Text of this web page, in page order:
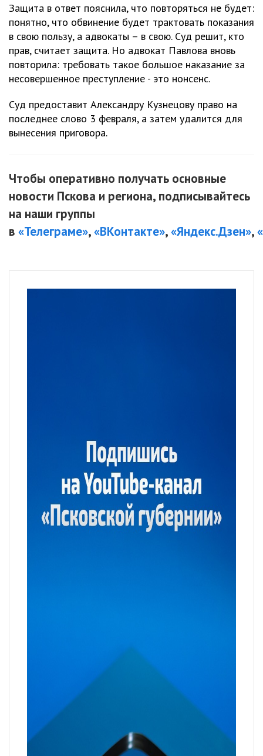
Защита в ответ пояснила, что повторяться не будет:
понятно, что обвинение будет трактовать показания
в свою пользу, а адвокаты – в свою. Суд решит, кто
прав, считает защита. Но адвокат Павлова вновь
повторила: требовать такое большое наказание за
несовершенное преступление - это нонсенс.
Суд предоставит Александру Кузнецову право на
последнее слово 3 февраля, а затем удалится для
вынесения приговора.
Чтобы оперативно получать основные
новости Пскова и региона, подписывайтесь
на наши группы
в «Телеграме»,«ВКонтакте»,«Яндекс.Дзен»,